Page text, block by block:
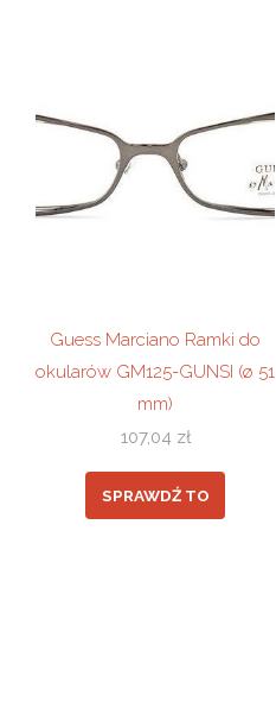
Guess Marciano Ramki do
okularów GM125-GUNSI (ø 51
mm)
107,04 zł
SPRAWDŹ TO